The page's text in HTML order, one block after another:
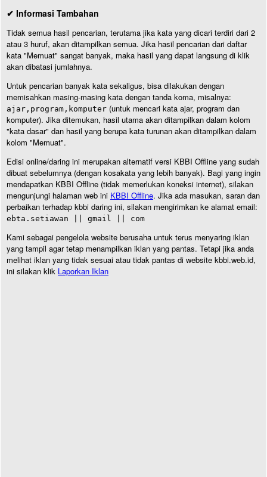
✔ Informasi Tambahan
Tidak semua hasil pencarian, terutama jika kata yang dicari terdiri dari 2
atau 3 huruf, akan ditampilkan semua. Jika hasil pencarian dari daftar
kata "Memuat" sangat banyak, maka hasil yang dapat langsung di klik
akan dibatasi jumlahnya.
Untuk pencarian banyak kata sekaligus, bisa dilakukan dengan
memisahkan masing-masing kata dengan tanda koma, misalnya:
ajar,program,komputer (untuk mencari kata ajar, program dan
komputer). Jika ditemukan, hasil utama akan ditampilkan dalam kolom
"kata dasar" dan hasil yang berupa kata turunan akan ditampilkan dalam
kolom "Memuat".
Edisi online/daring ini merupakan alternatif versi KBBI Offline yang sudah
dibuat sebelumnya (dengan kosakata yang lebih banyak). Bagi yang ingin
mendapatkan KBBI Offline (tidak memerlukan koneksi internet), silakan
mengunjungi halaman web ini KBBI Offline. Jika ada masukan, saran dan
perbaikan terhadap kbbi daring ini, silakan mengirimkan ke alamat email:
ebta.setiawan || gmail || com
Kami sebagai pengelola website berusaha untuk terus menyaring iklan
yang tampil agar tetap menampilkan iklan yang pantas. Tetapi jika anda
melihat iklan yang tidak sesuai atau tidak pantas di website kbbi.web.id,
ini silakan klik Laporkan Iklan